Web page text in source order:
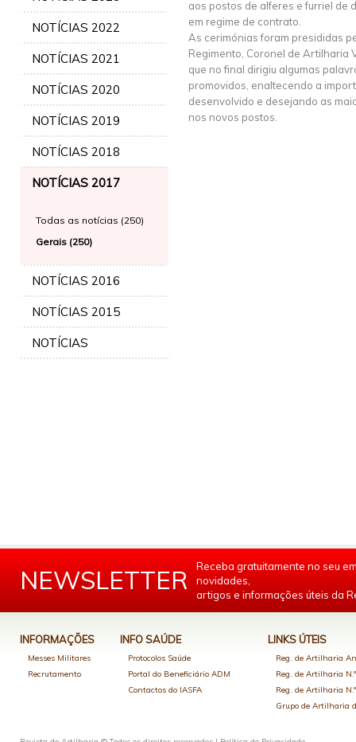
NOTÍCIAS 2022
NOTÍCIAS 2021
NOTÍCIAS 2020
NOTÍCIAS 2019
NOTÍCIAS 2018
NOTÍCIAS 2017
Todas as notícias (250)
Gerais (250)
NOTÍCIAS 2016
NOTÍCIAS 2015
NOTÍCIAS
aos postos de alferes e furriel de
em regime de contrato.
As cerimónias foram presididas
Regimento, Coronel de Artilharia
que no final dirigiu algumas
promovidos, enaltecendo a
desenvolvido e desejando as
nos novos postos.
NEWSLETTER
Receba gratuitamente no seu
novidades,
artigos e informações úteis da
INFORMAÇÕES
Messes Militares
Recrutamento
INFO SAÚDE
Protocolos Saúde
Portal do Beneficiário ADM
Contactos do IASFA
LINKS ÚTEIS
Reg. de Artilharia
Reg. de Artilharia
Reg. de Artilharia
Grupo de Artilharia